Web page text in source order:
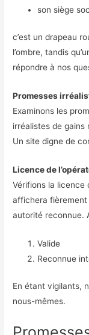
son siège
c’est un drapeau
l’ombre, tandis
répondre à nos
Promesses
Examinons les
irréalistes de gains
Un site digne de
Licence de
Vérifions la licence
affichera fièrement
autorité reconnue.
Valide
Reconnue
En étant vigilants,
nous-mêmes.